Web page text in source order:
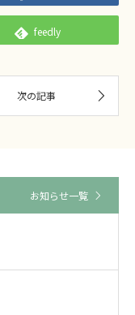
feedly
お知らせ一覧